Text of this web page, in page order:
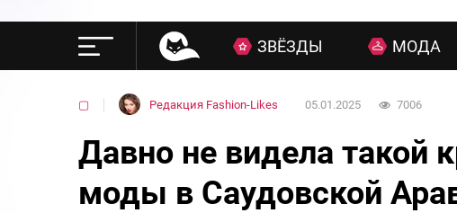
ЗВЁЗДЫ МОДА
▢ Редакция Fashion-Likes 05.01.2025 7006
Давно не видела такой
моды в Саудовской